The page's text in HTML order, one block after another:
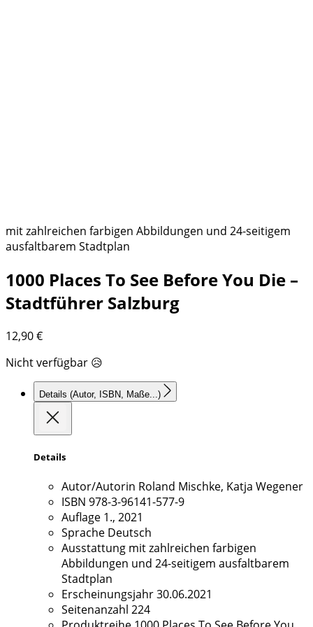
mit zahlreichen farbigen Abbildungen und 24-seitigem
ausfaltbarem Stadtplan
1000 Places To See Before You Die –
Stadtführer Salzburg
12,90€
Nicht verfügbar 😥
Details (Autor, ISBN, Maße...)
Details
Autor/Autorin Roland Mischke, Katja Wegener
ISBN 978-3-96141-577-9
Auflage 1., 2021
Sprache Deutsch
Ausstattung mit zahlreichen farbigen
Abbildungen und 24-seitigem ausfaltbarem
Stadtplan
Erscheinungsjahr30.06.2021
Seitenanzahl 224